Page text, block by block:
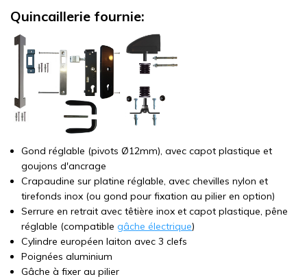
Quincaillerie fournie:
Gond réglable (pivots Ø12mm), avec capot plastique et
goujons d'ancrage
Crapaudine sur platine réglable, avec chevilles nylon et
tirefonds inox (ou gond pour fixation au pilier en option)
Serrure en retrait avec têtière inox et capot plastique, pêne
réglable (compatible gâche électrique)
Cylindre européen laiton avec 3 clefs
Poignées aluminium
Gâche à fixer au pilier